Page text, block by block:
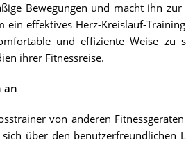
Bewegungen und macht ihn
effektives Herz-Kreislauf-
und effiziente Weise zu
ihrer Fitnessreise.
an
von anderen
über den benutzerfreundlichen